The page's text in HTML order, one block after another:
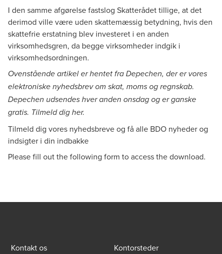
I den samme afgørelse fastslog Skatterådet tillige, at det
derimod ville være uden skattemæssig betydning, hvis den
skattefrie erstatning blev investeret i en anden
virksomhedsgren, da begge virksomheder indgik i
virksomhedsordningen.
Ovenstående artikel er hentet fra Depechen, der er vores
elektroniske nyhedsbrev om skat, moms og regnskab.
Depechen udsendes hver anden onsdag og er ganske
gratis. Tilmeld dig her.
Tilmeld dig vores nyhedsbreve og få alle BDO nyheder og
indsigter i din indbakke
Please fill out the following form to access the download.
Kontakt os Kontorsteder